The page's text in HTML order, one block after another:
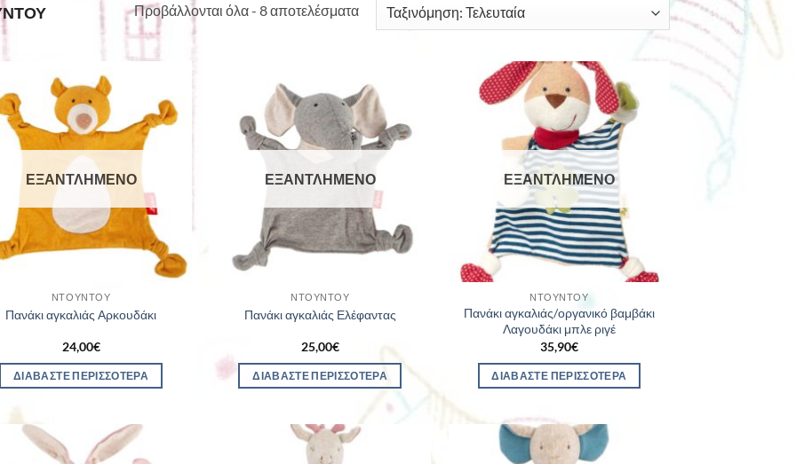
Προβάλλονται όλα - 8 αποτελέσματαSorted
ΕΞΑΝΤΛΗΜΈΝΟ
ΝΤΟΥΝΤΟΎ
Πανάκι αγκαλιάς Αρκουδάκι
24,00€
ΔΙΑΒΆΣΤΕ ΠΕΡΙΣΣΌΤΕΡΑ
ΕΞΑΝΤΛΗΜΈΝΟ
ΝΤΟΥΝΤΟΎ
Πανάκι αγκαλιάς Ελέφαντας
25,00€
ΔΙΑΒΆΣΤΕ ΠΕΡΙΣΣΌΤΕΡΑ
ΕΞΑΝΤΛΗΜΈΝΟ
ΝΤΟΥΝΤΟΎ
Πανάκι αγκαλιάς/οργανικό βαμβάκι
Λαγουδάκι μπλε ριγέ
35,90€
ΔΙΑΒΆΣΤΕ ΠΕΡΙΣΣΌΤΕΡΑ